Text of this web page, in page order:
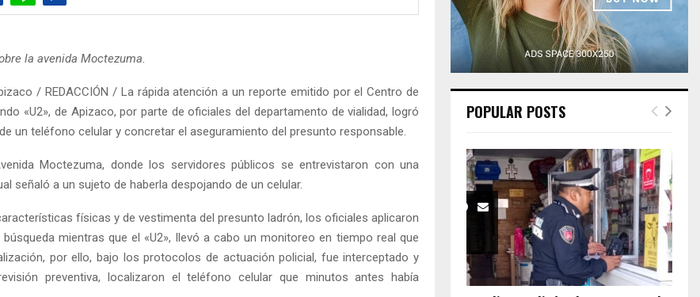
la avenida Moctezuma
/ REDACCIÓN / La rápida atención a un reporte emitido por el Centro de
«U2», de Apizaco, por parte de oficiales del departamento de vialidad, logró
un teléfono celular y concretar el aseguramiento del presunto responsable.
Moctezuma, donde los servidores públicos se entrevistaron con una
señaló a un sujeto de haberla despojando de un celular.
físicas y de vestimenta del presunto ladrón, los oficiales aplicaron
mientras que el «U2», llevó a cabo un monitoreo en tiempo real que
por ello, bajo los protocolos de actuación policial, fue interceptado y
preventiva, localizaron el teléfono celular que minutos antes había
POPULAR POSTS